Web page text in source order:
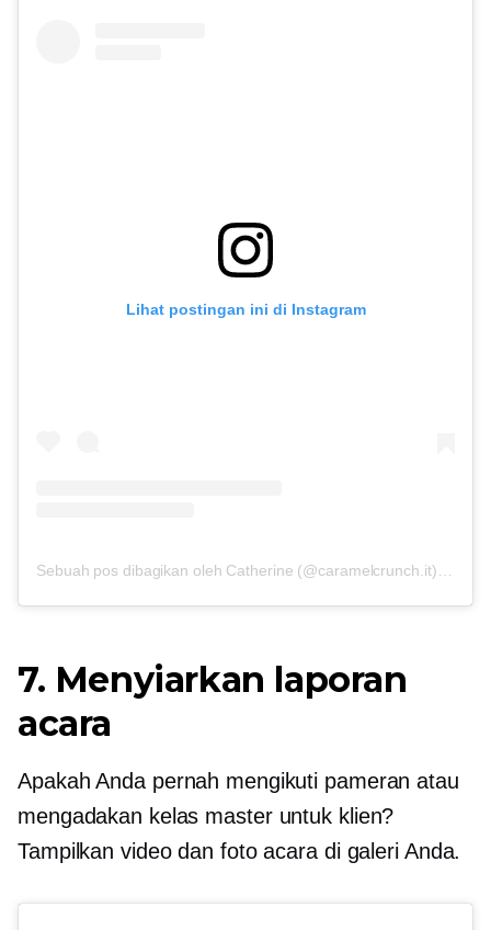
Lihat postingan ini di Instagram
7. Menyiarkan laporan
acara
Apakah Anda pernah mengikuti pameran atau
mengadakan kelas master untuk klien?
Tampilkan video dan foto acara di galeri Anda.